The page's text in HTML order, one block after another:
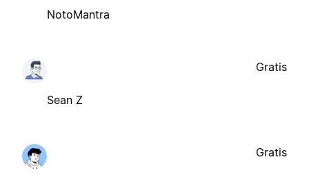
NotoMantra
Sean Z
Gratis
Gratis